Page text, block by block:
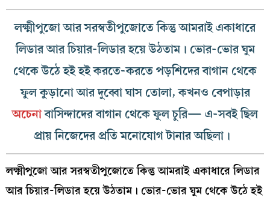
লক্ষ্মীপুজো আর সরস্বতীপুজোতে কিন্তু আমরাই একাধারে
লিডার আর চিয়ার-লিডার হয়ে উঠতাম। ভোর-ভোর ঘুম
থেকে উঠে হই হই করতে-করতে পড়শিদের বাগান থেকে
ফুল কুড়ানো আর দুব্বো ঘাস তোলা, কখনও বেপাড়ার
অচেনাবাসিন্দাদের বাগান থেকে ফুল চুরি— এ-সবই ছিল
প্রায় নিজেদের প্রতি মনোযোগ টানার অছিলা।
লক্ষ্মীপুজো আর সরস্বতীপুজোতে কিন্তু আমরাই একাধারে লিডার
আর চিয়ার-লিডার হয়ে উঠতাম। ভোর-ভোর ঘুম থেকে উঠে হই